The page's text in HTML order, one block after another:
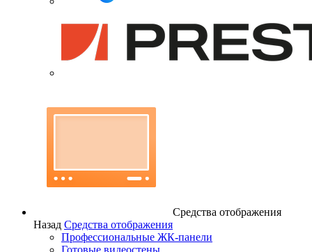
Средства отображения
Назад Средства отображения
Профессиональные ЖК-панели
Готовые видеостены